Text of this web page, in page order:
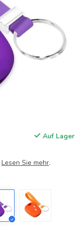
Auf Lager
Lesen Sie mehr.